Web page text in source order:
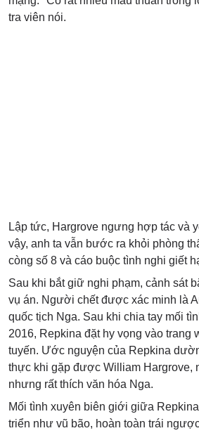
tra viên nói.
Lập tức, Hargrove ngưng hợp tác và
vậy, anh ta vẫn bước ra khỏi phòng
còng số 8 và cáo buộc tình nghi giết
Sau khi bắt giữ nghi phạm, cảnh sát
vụ án. Người chết được xác minh là
quốc tịch Nga. Sau khi chia tay mối
2016, Repkina đặt hy vọng vào trang
tuyến. Ước nguyện của Repkina
thực khi gặp được William Hargrove,
nhưng rất thích văn hóa Nga.
Mối tình xuyên biên giới giữa
triển như vũ bão, hoàn toàn trái